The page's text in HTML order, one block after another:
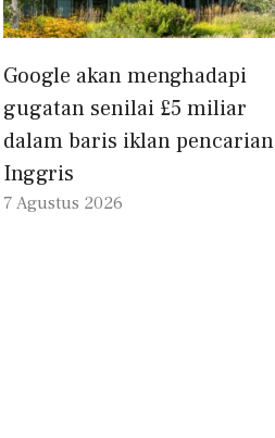
Google akan menghadapi
gugatan senilai £5 miliar
dalam baris iklan pencarian
Inggris
7 Agustus 2026